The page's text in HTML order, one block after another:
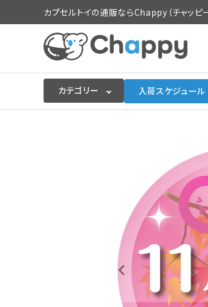
カプセルトイの通販ならChappy（チャッピー
カテゴリー 入荷スケジュール